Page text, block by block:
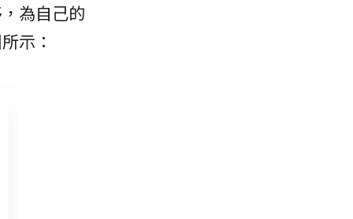
為自己的
示：